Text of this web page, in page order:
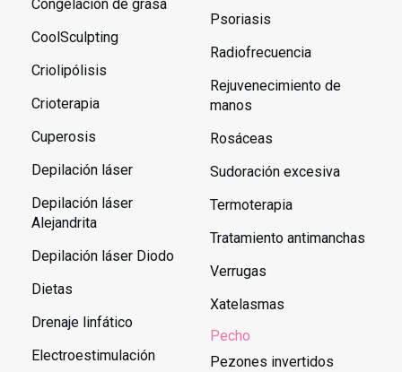
Congelación de grasa
CoolSculpting
Criolipólisis
Crioterapia
Cuperosis
Depilación láser
Depilación láser
Alejandrita
Depilación láser Diodo
Dietas
Drenaje linfático
Electroestimulación
Psoriasis
Radiofrecuencia
Rejuvenecimiento de
manos
Rosáceas
Sudoración excesiva
Termoterapia
Tratamiento antimanchas
Verrugas
Xatelasmas
Pecho
Pezones invertidos